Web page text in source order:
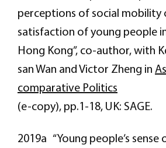
perceptions of social mobility
satisfaction of young people
Hong Kong”, co-author, with
san Wan and Victor Zheng in
comparative Politics
(e-copy), pp.1-18, UK: SAGE.
2019a “Young people’s sense